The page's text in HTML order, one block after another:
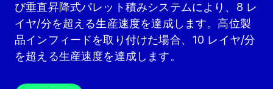
び垂直昇降式パレット積みシステムにより、8 レ
イヤ/分を超える生産速度を達成します。高位製
品インフィードを取り付けた場合、10 レイヤ/分
を超える生産速度を達成します。